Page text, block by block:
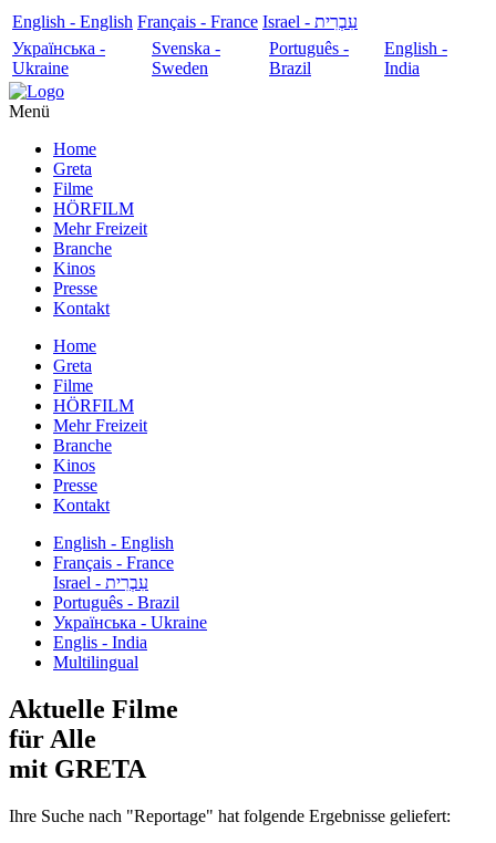
English - English Français - France
עִבְרִית - Israel
Українська -
Ukraine
Svenska -
Sweden
Português -
Brazil
English -
India
Menü
Home
Greta
Filme
HÖRFILM
Mehr Freizeit
Branche
Kinos
Presse
Kontakt
Home
Greta
Filme
HÖRFILM
Mehr Freizeit
Branche
Kinos
Presse
Kontakt
English - English
Français - France
עִבְרִית - Israel
Português - Brazil
Українська - Ukraine
Englis - India
Multilingual
Aktuelle Filme
für Alle
mit GRETA
Ihre Suche nach "Reportage" hat folgende Ergebnisse geliefert: